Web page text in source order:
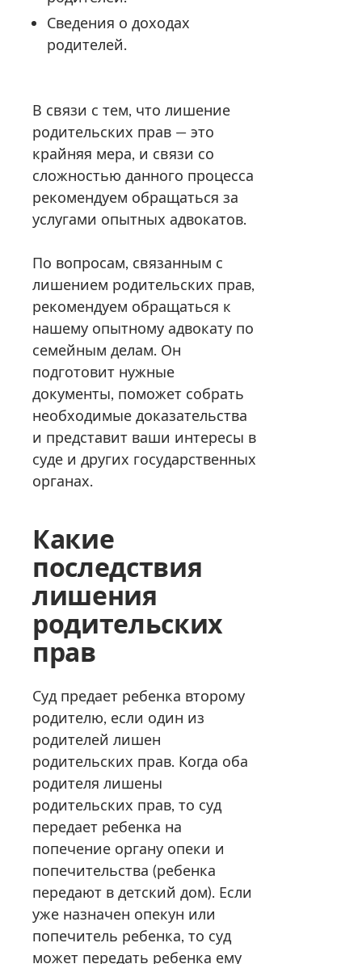
Сведения о доходах
родителей.
В связи с тем, что лишение
родительских прав — это
крайняя мера, и связи со
сложностью данного процесса
рекомендуем обращаться за
услугами опытных адвокатов.
По вопросам, связанным с
лишением родительских прав,
рекомендуем обращаться к
нашему опытному адвокату по
семейным делам. Он
подготовит нужные
документы, поможет собрать
необходимые доказательства
и представит ваши интересы в
суде и других государственных
органах.
Какие
последствия
лишения
родительских
прав
Суд предает ребенка второму
родителю, если один из
родителей лишен
родительских прав. Когда оба
родителя лишены
родительских прав, то суд
передает ребенка на
попечение органу опеки и
попечительства (ребенка
передают в детский дом). Если
уже назначен опекун или
попечитель ребенка, то суд
может передать ребенка ему